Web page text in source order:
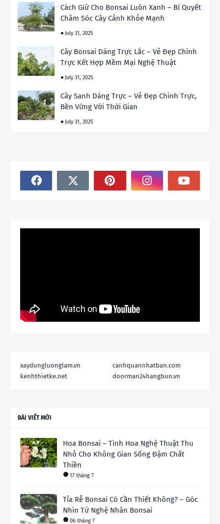
Cách Giữ Cho Bonsai Luôn Xanh – Bí Quyết
Chăm Sóc Cây Cảnh Khỏe Mạnh
July 31, 2025
Cây Bonsai Dáng Trực Lắc – Vẻ Đẹp Chính
Trực Kết Hợp Mềm Mại Nghệ Thuật
July 31, 2025
Cây Sanh Dáng Trực – Vẻ Đẹp Chính Trực,
Bền Vững Với Thời Gian
July 31, 2025
xaydungluonglam.vn
canhquannhatban.com
kenhthietke.net
doorman24hangbun.vn
BÀI VIẾT MỚI
Hoa Bonsai – Tinh Hoa Nghệ Thuật Thu
Nhỏ Cho Không Gian Sống Đậm Chất
Thiền
17 tháng 7
Tỉa Rễ Bonsai Có Cần Thiết Không? – Góc
Nhìn Từ Nghệ Nhân Bonsai
06 tháng 7